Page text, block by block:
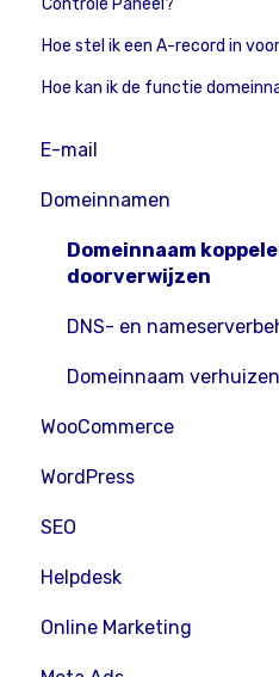
Controle Paneel?
Hoe stel ik een A-record in
Hoe kan ik de functie
E-mail
Inloggen en
E-mailinstellingen
Domeinnamen
Domeinnaam
doorverwijzen
DNS- en
Domeinnaam
WooCommerce
WooCommerce
Algemeen
Beheer marketing,
Beheer
WordPress
WordPress-instellingen
Algemeen
SEO
Yoast
WooCommerce
Helpdesk
Ondersteuning
Online Marketing